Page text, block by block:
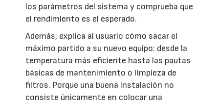
los parámetros del sistema y comprueba que
el rendimiento es el esperado.
Además, explica al usuario cómo sacar el
máximo partido a su nuevo equipo: desde la
temperatura más eficiente hasta las pautas
básicas de mantenimiento o limpieza de
filtros. Porque una buena instalación no
consiste únicamente en colocar una